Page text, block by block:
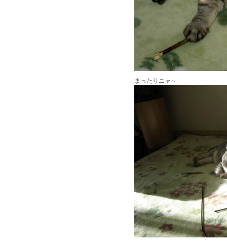
まったりニャ～